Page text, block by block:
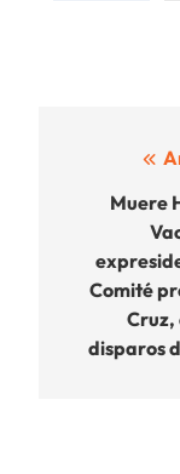
Muere
Comité
Cruz,
disparos